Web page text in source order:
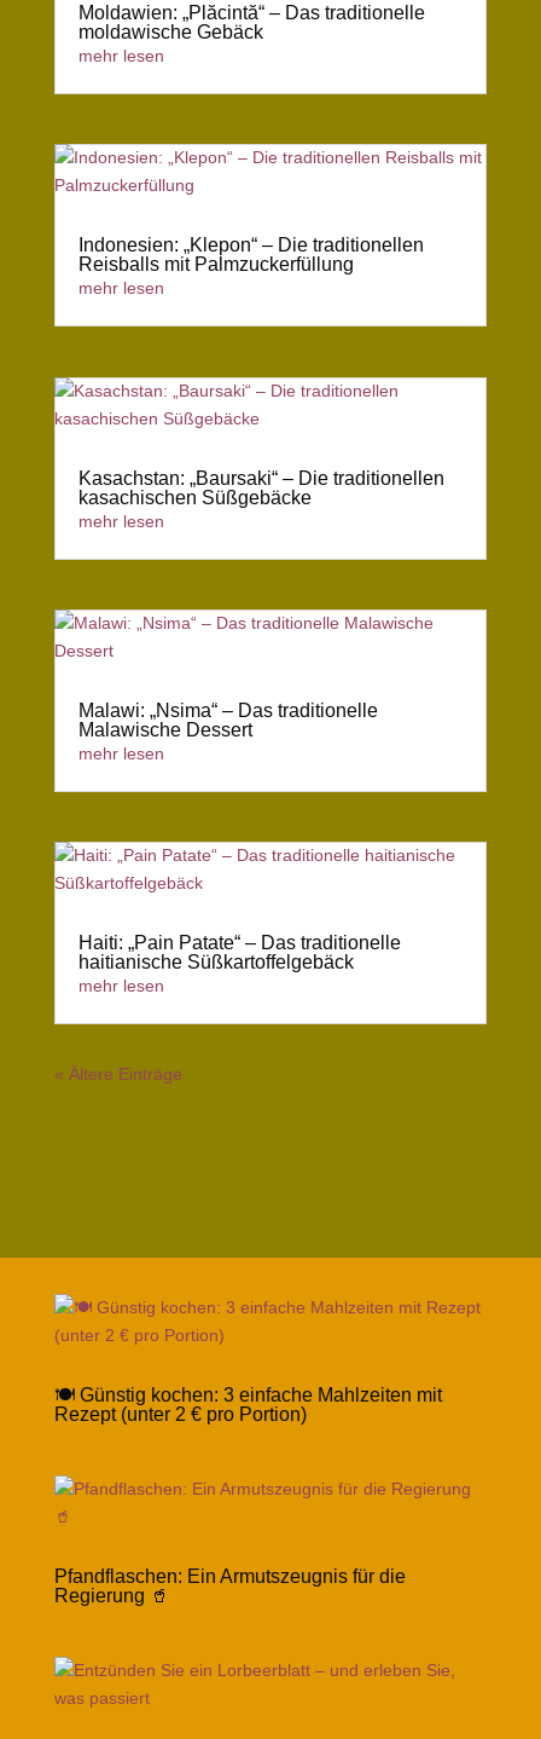
Moldawien: „Plăcintă“ – Das traditionelle
moldawische Gebäck
mehr lesen
Indonesien: „Klepon“ – Die traditionellen
Reisballs mit Palmzuckerfüllung
mehr lesen
Kasachstan: „Baursaki“ – Die traditionellen
kasachischen Süßgebäcke
mehr lesen
Malawi: „Nsima“ – Das traditionelle
Malawische Dessert
mehr lesen
Haiti: „Pain Patate“ – Das traditionelle
haitianische Süßkartoffelgebäck
mehr lesen
« Ältere Einträge
🍽️ Günstig kochen: 3 einfache Mahlzeiten mit
Rezept (unter 2 € pro Portion)
Pfandflaschen: Ein Armutszeugnis für die
Regierung 🥤